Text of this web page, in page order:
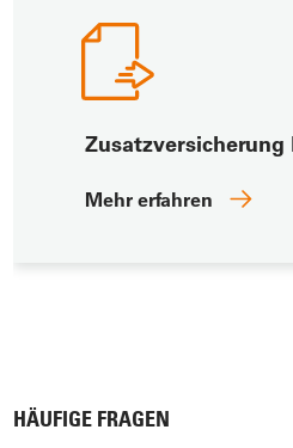
Zusatzversicherung
Mehr erfahren
HÄUFIGE FRAGEN